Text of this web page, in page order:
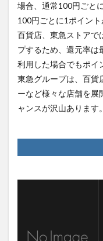
場合、通常100円ごと
100円ごとに1ポイン
百貨店、東急ストアで
プするため、還元率は
利用した場合でもポイ
東急グループは、百貨
ーなど様々な店舗を展
ャンスが沢山あります。